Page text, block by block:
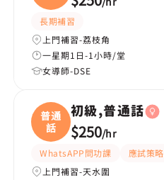
長期補習
上門補習-荔枝角
一星期1日-1小時/堂
女導師-DSE
普通
話
初級,普通話
$250/hr
WhatsAPP問功課 應試策略
上門補習-天水圍